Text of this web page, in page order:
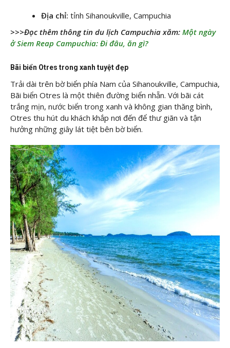
Địa chỉ: tỉnh Sihanoukville, Campuchia
>>>Đọc thêm thông tin du lịch Campuchia xăm: Một ngày
ở Siem Reap Campuchia: Đi đâu, ăn gì?
Bãi biển Otres trong xanh tuyệt đẹp
Trải dài trên bờ biển phía Nam của Sihanoukville, Campuchia,
Bãi biển Otres là một thiên đường biển nhẵn. Với bãi cát
trắng mịn, nước biển trong xanh và không gian thăng bình,
Otres thu hút du khách khắp nơi đến để thư giãn và tận
hưởng những giây lát tiệt bên bờ biển.